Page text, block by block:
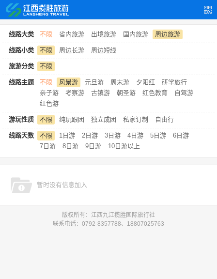
线路大类 不限 省内旅游 出境旅游 国内旅游 周边旅游
线路小类 不限 周边长游 周边短线
旅游分类 不限
线路主题 不限 风景游 元旦游 周末游 夕阳红
研学旅行
亲子游
考察游 古镇游 朝圣游 红色教育
自驾游
红色游
游玩性质 不限 纯玩跟团 独立成团 私家订制 自由行
线路天数 不限 1日游 2日游 3日游 4日游 5日游
6日游
7日游
8日游 9日游 10日游以上
暂时没有信息加入
版权所有：江西九江揽胜国际旅行社
联系电话：0792-8357788、18807025763